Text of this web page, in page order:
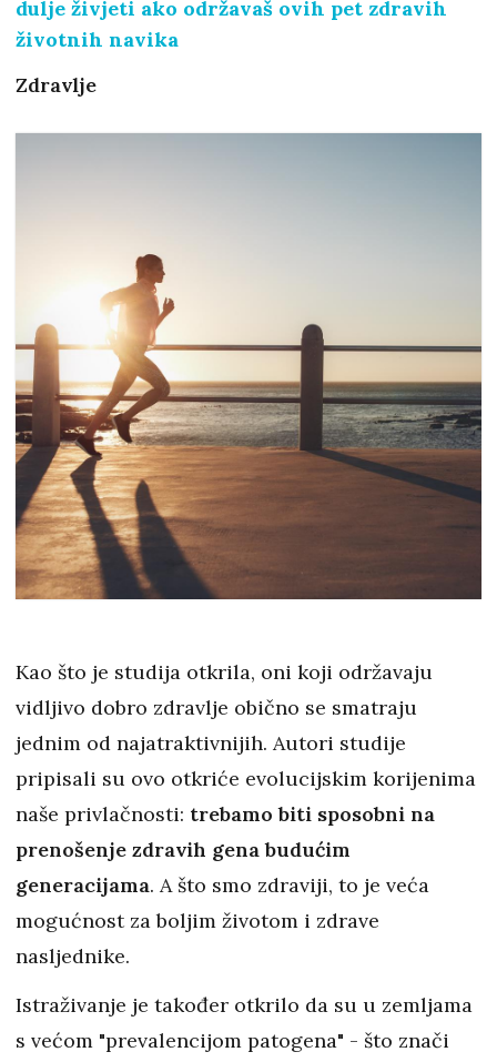
dulje živjeti ako održavaš ovih pet zdravih
životnih navika
Zdravlje
Kao što je studija otkrila, oni koji održavaju
vidljivo dobro zdravlje obično se smatraju
jednim od najatraktivnijih. Autori studije
pripisali su ovo otkriće evolucijskim korijenima
naše privlačnosti: trebamo biti sposobni na
prenošenje zdravih gena budućim
generacijama. A što smo zdraviji, to je veća
mogućnost za boljim životom i zdrave
nasljednike.
Istraživanje je također otkrilo da su u zemljama
s većom "prevalencijom patogena" - što znači